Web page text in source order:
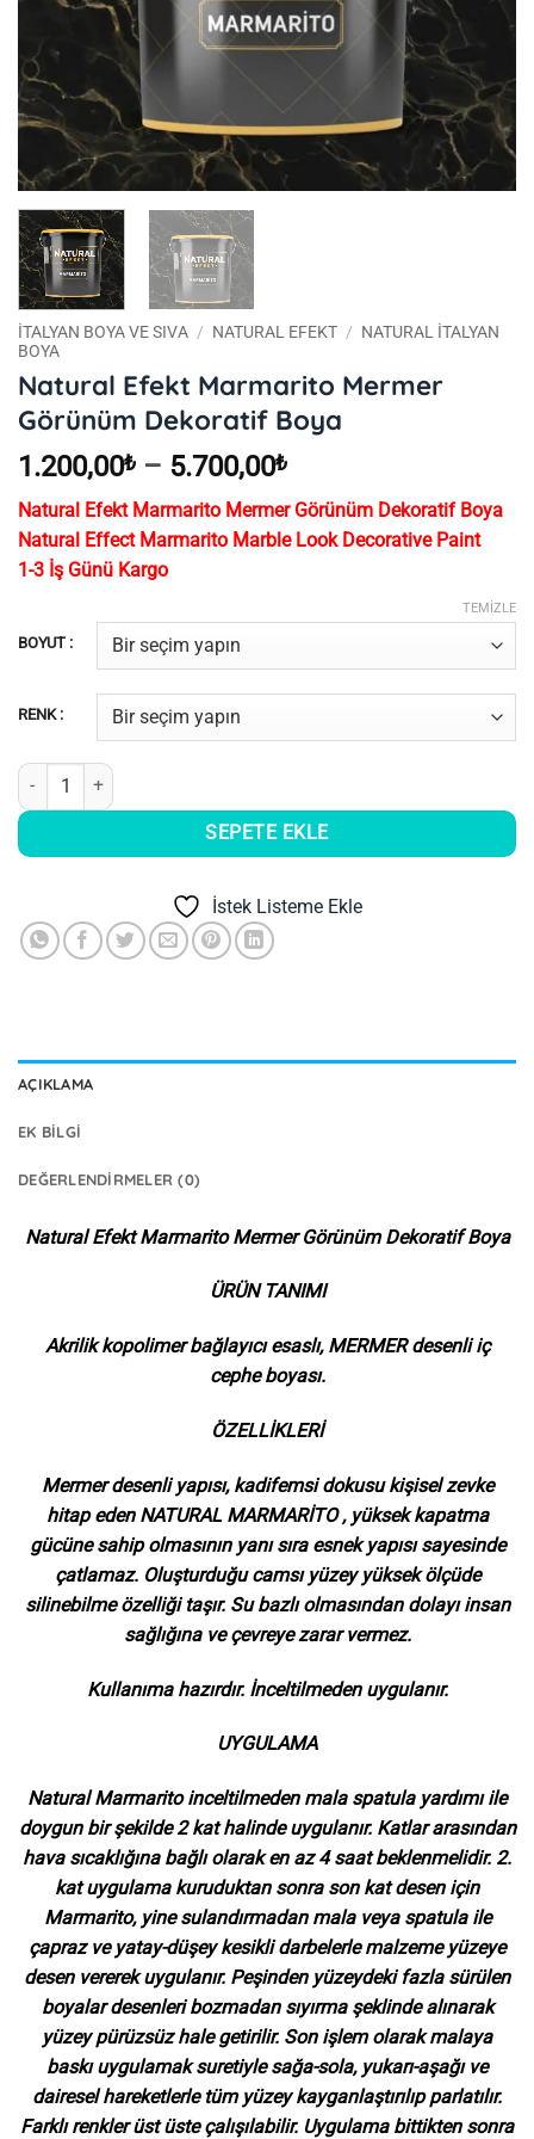
İTALYAN BOYA VE SIVA / NATURAL EFEKT / NATURAL İTALYAN
BOYA
Natural Efekt Marmarito Mermer
Görünüm Dekoratif Boya
1.200,00₺ – 5.700,00₺Fiyat
aralığı:
1.200,00₺
-
Natural Efekt Marmarito Mermer Görünüm Dekoratif Boya
Natural Effect Marmarito Marble Look Decorative Paint
1-3 İş Günü Kargo
BOYUT :
RENK :
TEMIZLE
Natural Efekt Marmarito Mermer Görünüm Dekoratif Boya adet
SEPETE EKLE
İstek Listeme Ekle
AÇIKLAMA
EK BILGI
DEĞERLENDIRMELER (0)
Natural Efekt Marmarito Mermer Görünüm Dekoratif Boya
ÜRÜN TANIMI
Akrilik kopolimer bağlayıcı esaslı, MERMER desenli iç
cephe boyası.
ÖZELLİKLERİ
Mermer desenli yapısı, kadifemsi dokusu kişisel zevke
hitap eden NATURAL MARMARİTO , yüksek kapatma
gücüne sahip olmasının yanı sıra esnek yapısı sayesinde
çatlamaz. Oluşturduğu camsı yüzey yüksek ölçüde
silinebilme özelliği taşır. Su bazlı olmasından dolayı insan
sağlığına ve çevreye zarar vermez.
Kullanıma hazırdır. İnceltilmeden uygulanır.
UYGULAMA
Natural Marmarito inceltilmeden mala spatula yardımı ile
doygun bir şekilde 2 kat halinde uygulanır. Katlar arasından
hava sıcaklığına bağlı olarak en az 4 saat beklenmelidir. 2.
kat uygulama kuruduktan sonra son kat desen için
Marmarito, yine sulandırmadan mala veya spatula ile
çapraz ve yatay-düşey kesikli darbelerle malzeme yüzeye
desen vererek uygulanır. Peşinden yüzeydeki fazla sürülen
boyalar desenleri bozmadan sıyırma şeklinde alınarak
yüzey pürüzsüz hale getirilir. Son işlem olarak malaya
baskı uygulamak suretiyle sağa-sola, yukarı-aşağı ve
dairesel hareketlerle tüm yüzey kayganlaştırılıp parlatılır.
Farklı renkler üst üste çalışılabilir. Uygulama bittikten sonra